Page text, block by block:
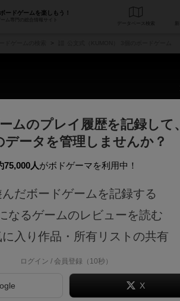
ードゲームを楽しもう！
ーム専門の総合情報サイト
データベース
り表示
文、デザイナー名、テーマ名、メカニクス名を対象にフリー
ゲームデザイナー名を指定して
ゲームデザイナー
す。 世界観や登場人
テーマ/フレーバ
ムのプレイ履歴を記録して、
データを管理しませんか？
75,000人がボドゲーマを利用中！
だボードゲームを記録する
なるゲームのレビューを読む
に入り作品・所有リストの共有
ログイン / 会員登録（10秒）
X